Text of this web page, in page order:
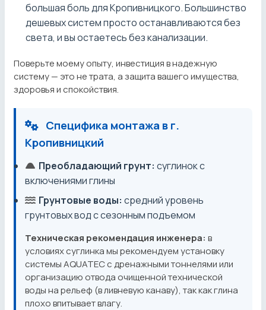
большая боль для Кропивницкого. Большинство
дешевых систем просто останавливаются без
света, и вы остаетесь без канализации.
Поверьте моему опыту, инвестиция в надежную
систему — это не трата, а защита вашего имущества,
здоровья и спокойствия.
Специфика монтажа в г.
Кропивницкий
Преобладающий грунт: суглинок с
включениями глины
Грунтовые воды: средний уровень
грунтовых вод с сезонным подъемом
Техническая рекомендация инженера: в
условиях суглинка мы рекомендуем установку
системы AQUATEC с дренажными тоннелями или
организацию отвода очищенной технической
воды на рельеф (в ливневую канаву), так как глина
плохо впитывает влагу.